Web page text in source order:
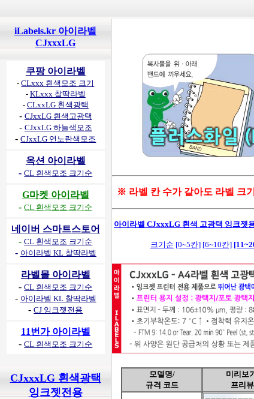
iLabels.kr 아이라벨
CJxxxLG
쿠팡 아이라벨
-CLxxx 흰색모조 크기
- KLxxx 찰딱라벨
- CLxxLG 흰색광택
- CJxxLG 흰색고광택
- CJxxLG 하늘색모조
-CJxxLG 연노란색모조
옥션 아이라벨
-CL 흰색모조 크기순
G마켓 아이라벨
-CL 흰색모조 크기순
네이버 스마트스토어
-CL 흰색모조 크기순
- 아이라벨 KL 찰딱라벨
라벨몰 아이라벨
-CL 흰색모조 크기순
- 아이라벨 KL 찰딱라벨
-CJ 잉크젯전용
11번가 아이라벨
-CL 흰색모조 크기순
CJxxxLG 흰색광택
잉크젯전용
※ 라벨 칸 수가 같아도 라벨 크
아이라벨 CJxxxLG 흰색 고광택 잉크젯
크기순 [0~5칸] [6~10칸]
모델명/
규격 코드
미리보
프리뷰